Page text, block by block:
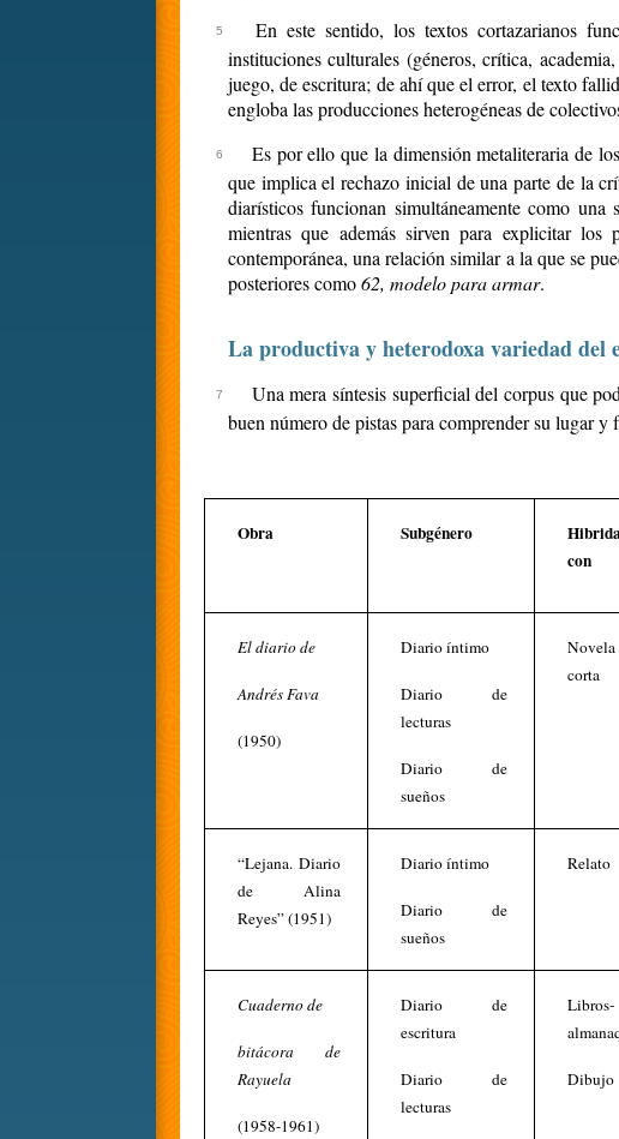
En este sentido, los textos cortazarianos
instituciones culturales (géneros, crítica,
juego, de escritura; de ahí que el error, el texto
engloba las producciones heterogéneas de
Es por ello que la dimensión metaliteraria de
que implica el rechazo inicial de una parte de la
diarísticos funcionan simultáneamente como
mientras que además sirven para explicitar
contemporánea, una relación similar a la que se
posteriores como62, modelo para armar.
La productiva y heterodoxa variedad del
Una mera síntesis superficial del corpus que
buen número de pistas para comprender su lugar
Obra Subgénero
Hibridación
con
El diario de
Andrés Fava
(1950)
Diario íntimo
Diario de
lecturas
Diario de
sueños
Novela
corta
“Lejana. Diario
de Alina
Reyes” (1951)
Diario íntimo
Diario de
sueños
Relato
Cuaderno de
bitácora de
Rayuela
(1958-1961)
Diario de
escritura
Diario de
lecturas
Libros-
Dibujo